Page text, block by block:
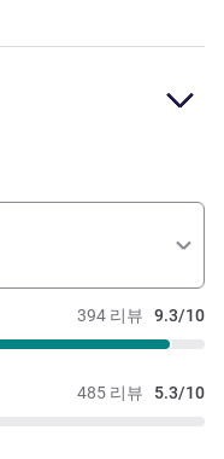
394 리뷰 9.3/10
485 리뷰 5.3/10